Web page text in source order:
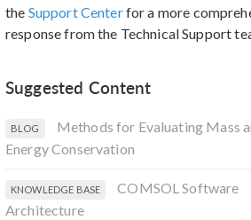
the Support Centerfor a more
response from the Technical Support
Suggested Content
BLOG
Methods for Evaluating Mass
Energy Conservation
KNOWLEDGE BASE
COMSOL Software
Architecture